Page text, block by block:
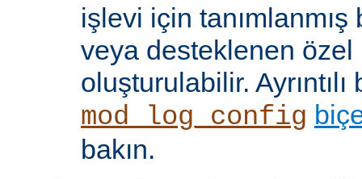
işlevi için
veya desteklenen
oluşturulabilir.
mod_log_config
bakın.